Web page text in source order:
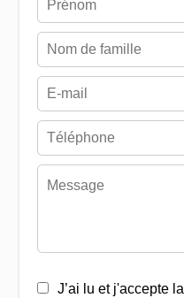
J’ai lu et j'accepte la